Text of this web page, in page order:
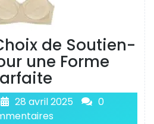
de Soutien-
une Forme
28 avril 2025
0